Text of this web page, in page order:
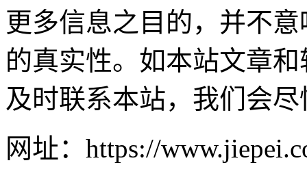
更多信息之目的，并不
的真实性。如本站文章
及时联系本站，我们会
网址：https://